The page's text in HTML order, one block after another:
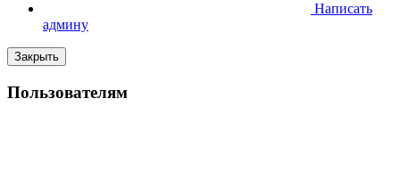
Написать
админу
Закрыть
Пользователям